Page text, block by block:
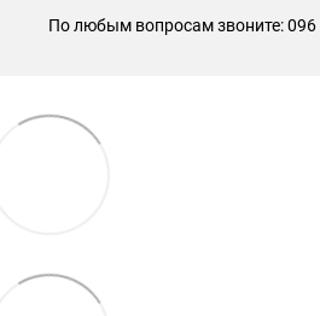
По любым вопросам звоните: 096